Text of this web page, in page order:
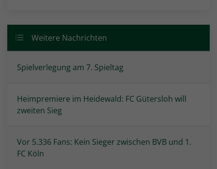
Weitere Nachrichten
Spielverlegung am 7. Spieltag
Heimpremiere im Heidewald: FC Gütersloh will
zweiten Sieg
Vor 5.336 Fans: Kein Sieger zwischen BVB und 1.
FC Köln